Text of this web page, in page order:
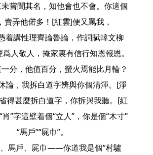
嘗聞其名，知他會也不會。你這個
賣弄他偌多！[紅雲]便又罵我，
着講性理齊論魯論，作詞賦韓文柳
人敬人，掩家裏有信行知恩報恩。
分，他值百分，螢火焉能比月輪？
論，我拆白道字辨與你個清渾。[淨
得甚麼拆白道字，你拆與我聽。[紅
”字這壁着個“立人”，你是個“木寸”
“馬戶”“屍巾”。
馬戶、屍巾——你道我是個“村驢